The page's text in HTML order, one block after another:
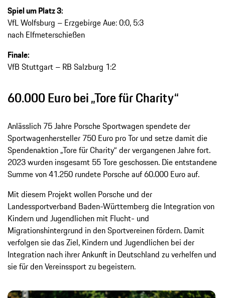
Spiel um Platz 3:
VfL Wolfsburg – Erzgebirge Aue: 0:0, 5:3
nach Elfmeterschießen
Finale:
VfB Stuttgart – RB Salzburg 1:2
60.000 Euro bei „Tore für Charity“
Anlässlich 75 Jahre Porsche Sportwagen spendete der
Sportwagenhersteller 750 Euro pro Tor und setze damit die
Spendenaktion „Tore für Charity“ der vergangenen Jahre fort.
2023 wurden insgesamt 55 Tore geschossen. Die entstandene
Summe von 41.250 rundete Porsche auf 60.000 Euro auf.
Mit diesem Projekt wollen Porsche und der
Landessportverband Baden-Württemberg die Integration von
Kindern und Jugendlichen mit Flucht- und
Migrationshintergrund in den Sportvereinen fördern. Damit
verfolgen sie das Ziel, Kindern und Jugendlichen bei der
Integration nach ihrer Ankunft in Deutschland zu verhelfen und
sie für den Vereinssport zu begeistern.